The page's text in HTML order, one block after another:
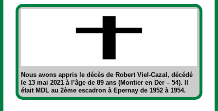
Nous avons appris le décès de Robert Viel-Cazal , décédé
le 13 mai 2021 à l’âge de 89 ans (Montier en Der – 54). Il
était MDL au 2ème escadron à Epernay de 1952 à 1954.